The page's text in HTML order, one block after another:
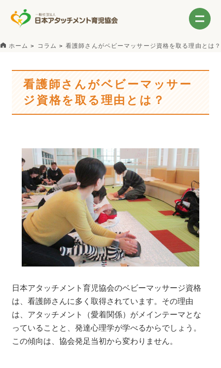
ホーム コラム 看護師さんがベビーマッサージ資格を取る理由とは？
看護師さんがベビーマッサー
ジ資格を取る理由とは？
日本アタッチメント育児協会のベビーマッサージ資格
は、看護師さんに多く取得されています。その理由
は、アタッチメント（愛着関係）がメインテーマとな
っていることと、発達心理学が学べるからでしょう。
この傾向は、協会発足当初から変わりません。